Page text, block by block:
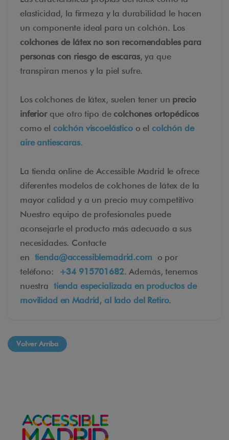
elasticidad, la firmeza y la durabilidad le hacen
un componente ideal para un colchón. Los
colchones de látex no son recomendables para
personas con riesgo de escaras, ya que
transpiran menos y la piel sufre.
Los colchones de látex, suelen tener un precio
inferiorque otro tipo de colchones ortopédicos
como el colchón viscoelásticoo el colchón de
aire antiescaras.
La tienda online de Accessible Madrid le ofrece
diferentes modelos de colchones de látex de la
mayor calidad y a un precio muy competitivo
Nuestro equipo de profesionales puede
aconsejarle el producto más adecuado a sus
necesidades. Contacte
en tienda@accessiblemadrid.com o por
teléfono:
+34 915701682. Además, tenemos
nuestra tienda especializada en productos de
movilidad en Madrid, al lado del Retiro.
Volver Arriba